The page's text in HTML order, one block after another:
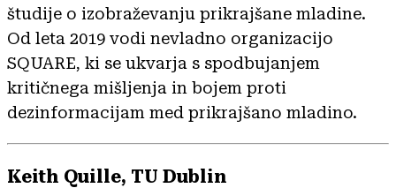
študije o izobraževanju prikrajšane mladine.
Od leta 2019 vodi nevladno organizacijo
SQUARE, ki se ukvarja s spodbujanjem
kritičnega mišljenja in bojem proti
dezinformacijam med prikrajšano mladino.
Keith Quille, TU Dublin